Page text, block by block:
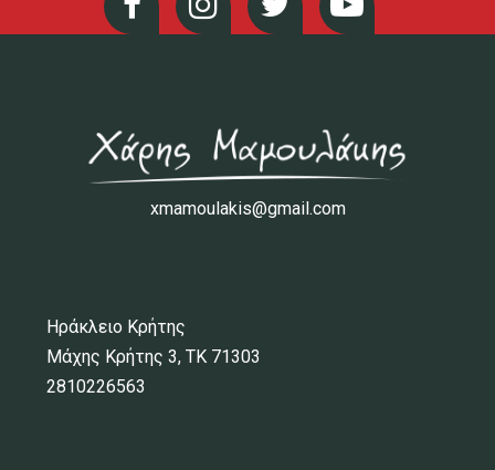
xmamoulakis@gmail.com
Ηράκλειο Κρήτης
Μάχης Κρήτης 3, ΤΚ 71303
2810226563